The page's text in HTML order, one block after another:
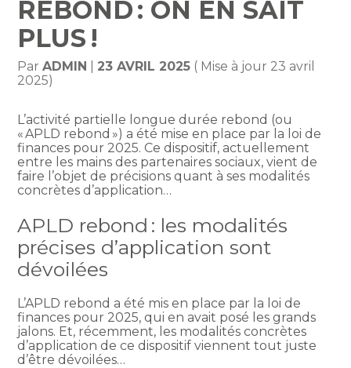
REBOND : ON EN SAIT
PLUS !
ParADMIN 23 AVRIL 2025 ( Mise à jour 23 avril
2025)
L’activité partielle longue durée rebond (ou
« APLD rebond ») a été mise en place par la loi de
finances pour 2025. Ce dispositif, actuellement
entre les mains des partenaires sociaux, vient de
faire l’objet de précisions quant à ses modalités
concrètes d’application…
APLD rebond : les modalités
précises d’application sont
dévoilées
L’APLD rebond a été mis en place par la loi de
finances pour 2025, qui en avait posé les grands
jalons. Et, récemment, les modalités concrètes
d’application de ce dispositif viennent tout juste
d’être dévoilées…